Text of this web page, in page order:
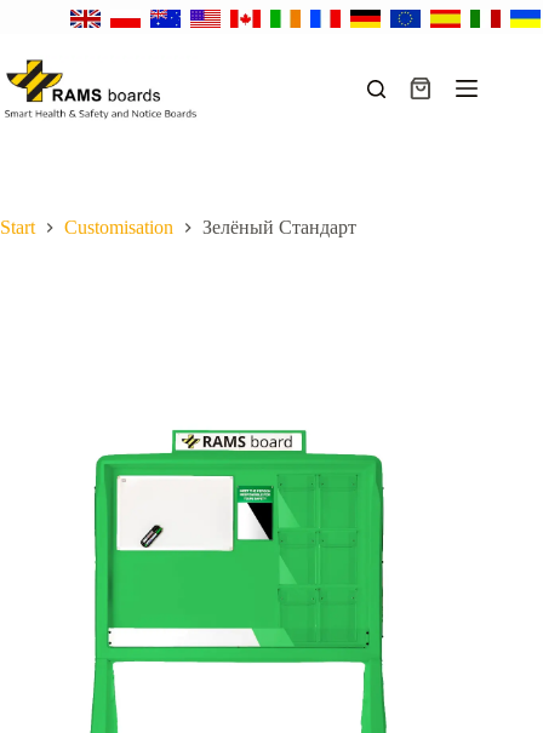
Корзина
Start Customisation Зелёный Стандарт